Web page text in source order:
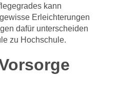
kann
Erleichterungen
dafür unterscheiden
zu Hochschule.